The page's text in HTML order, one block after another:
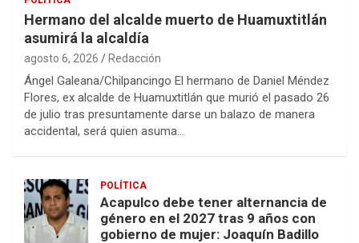
Hermano del alcalde muerto de Huamuxtitlán
asumirá la alcaldía
agosto 6, 2026 Redacción
Ángel Galeana/Chilpancingo El hermano de Daniel Méndez
Flores, ex alcalde de Huamuxtitlán que murió el pasado 26
de julio tras presuntamente darse un balazo de manera
accidental, será quien asuma…
POLÍTICA
Acapulco debe tener alternancia de
género en el 2027 tras 9 años con
gobierno de mujer: Joaquín Badillo